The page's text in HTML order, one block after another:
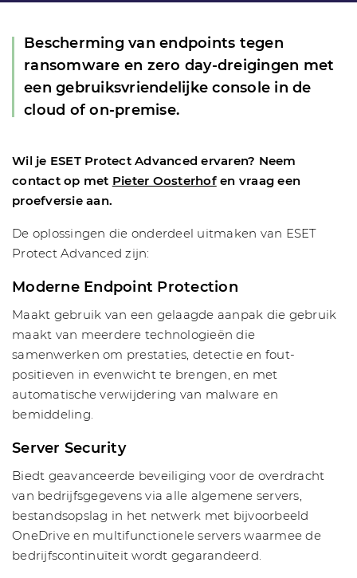
Bescherming van endpoints tegen
ransomware en zero day-dreigingen met
een gebruiksvriendelijke console in de
cloud of on-premise.
Wil je ESET Protect Advanced ervaren? Neem
contact op met Pieter Oosterhofen vraag een
proefversie aan.
De oplossingen die onderdeel uitmaken van ESET
Protect Advanced zijn:
Moderne Endpoint Protection
Maakt gebruik van een gelaagde aanpak die gebruik
maakt van meerdere technologieën die
samenwerken om prestaties, detectie en fout-
positieven in evenwicht te brengen, en met
automatische verwijdering van malware en
bemiddeling.
Server Security
Biedt geavanceerde beveiliging voor de overdracht
van bedrijfsgegevens via alle algemene servers,
bestandsopslag in het netwerk met bijvoorbeeld
OneDrive en multifunctionele servers waarmee de
bedrijfscontinuïteit wordt gegarandeerd.